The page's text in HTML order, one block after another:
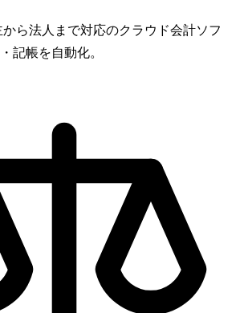
ら法人まで対応のクラウド会計ソフ
記帳を自動化。